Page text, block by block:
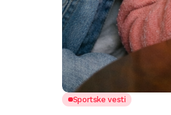
Sportske vesti